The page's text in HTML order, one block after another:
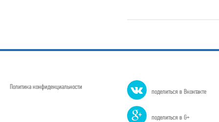
Политика конфиденциальности
поделиться в Вконтакте
поделиться в G+